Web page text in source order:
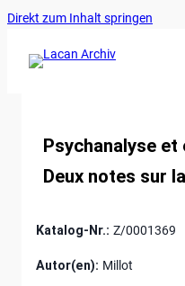
Direkt zum Inhalt springen
Psychanalyse et
Deux notes sur
Katalog-Nr.: Z/0001369
Autor(en): Millot